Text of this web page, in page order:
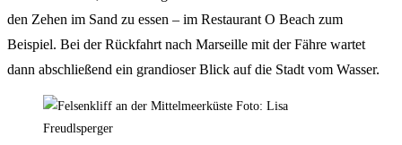
den Zehen im Sand zu essen – im Restaurant O Beach zum
Beispiel. Bei der Rückfahrt nach Marseille mit der Fähre wartet
dann abschließend ein grandioser Blick auf die Stadt vom Wasser.